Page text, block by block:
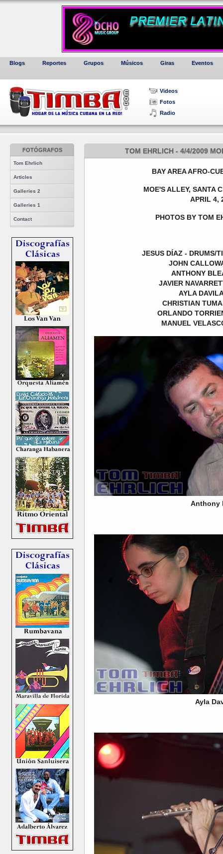
Blogs Reportes Grupos Músicos Giras Eventos
Videos
Fotos
Radio
FOTÓGRAFOS
Tom Ehrlich
Articles
Galleries 2
Galleries 1
Contact
TOM EHRLICH - 4/4/2009
BAY AREA AFRO-
MOE'S ALLEY, SANTA
APRIL 4,
PHOTOS BY TOM
JESUS DÍAZ - DRUMS/
JOHN
ANTHONY
JAVIER
AYLA
CHRISTIAN
ORLANDO
MANUEL
Anthony
Ayla